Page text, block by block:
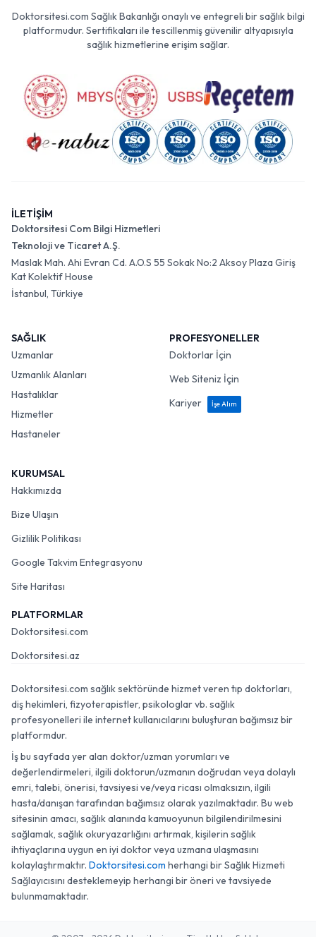
Doktorsitesi.com Sağlık Bakanlığı onaylı ve entegreli bir sağlık bilgi
platformudur. Sertifikaları ile tescillenmiş güvenilir altyapısıyla
sağlık hizmetlerine erişim sağlar.
İLETİŞİM
Doktorsitesi Com Bilgi Hizmetleri
Teknoloji ve Ticaret A.Ş.
Maslak Mah. Ahi Evran Cd. A.O.S 55 Sokak No:2 Aksoy Plaza Giriş
Kat Kolektif House
İstanbul, Türkiye
SAĞLIK
Uzmanlar
Uzmanlık Alanları
Hastalıklar
Hizmetler
Hastaneler
PROFESYONELLER
Doktorlar İçin
Web Siteniz İçin
Kariyer
İşe Alım
KURUMSAL
Hakkımızda
Bize Ulaşın
Gizlilik Politikası
Google Takvim Entegrasyonu
Site Haritası
PLATFORMLAR
Doktorsitesi.com
Doktorsitesi.az
Doktorsitesi.com sağlık sektöründe hizmet veren tıp doktorları,
diş hekimleri, fizyoterapistler, psikologlar vb. sağlık
profesyonelleri ile internet kullanıcılarını buluşturan bağımsız bir
platformdur.
İş bu sayfada yer alan doktor/uzman yorumları ve
değerlendirmeleri, ilgili doktorun/uzmanın doğrudan veya dolaylı
emri, talebi, önerisi, tavsiyesi ve/veya ricası olmaksızın, ilgili
hasta/danışan tarafından bağımsız olarak yazılmaktadır. Bu web
sitesinin amacı, sağlık alanında kamuoyunun bilgilendirilmesini
sağlamak, sağlık okuryazarlığını artırmak, kişilerin sağlık
ihtiyaçlarına uygun en iyi doktor veya uzmana ulaşmasını
kolaylaştırmaktır. Doktorsitesi.com herhangi bir Sağlık Hizmeti
Sağlayıcısını desteklemeyip herhangi bir öneri ve tavsiyede
bulunmamaktadır.